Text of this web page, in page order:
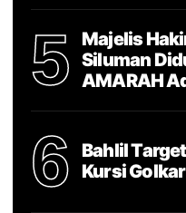
5
Majelis
Siluman
AMARAH
6
Bahlil
Kursi